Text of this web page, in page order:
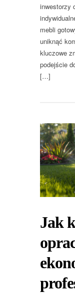
inwestorzy
mebli
uniknąć
kluczowe
podejście
[…]
Jak